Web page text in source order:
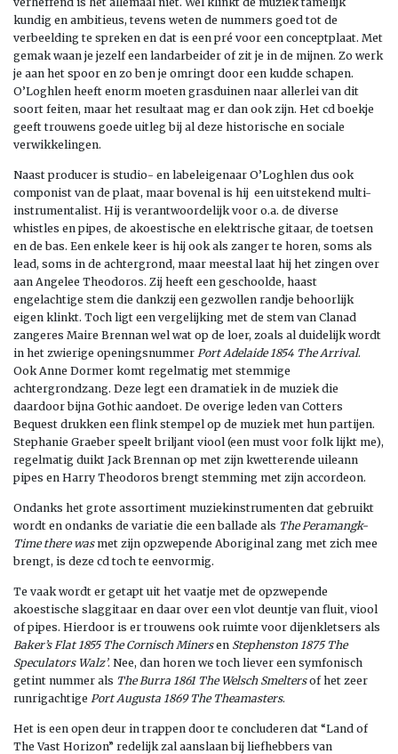
kundig en ambitieus, tevens weten de nummers goed tot de
verbeelding te spreken en dat is een pré voor een conceptplaat. Met
gemak waan je jezelf een landarbeider of zit je in de mijnen. Zo werk
je aan het spoor en zo ben je omringt door een kudde schapen.
O’Loghlen heeft enorm moeten grasduinen naar allerlei van dit
soort feiten, maar het resultaat mag er dan ook zijn. Het cd boekje
geeft trouwens goede uitleg bij al deze historische en sociale
verwikkelingen.
Naast producer is studio- en labeleigenaar O’Loghlen dus ook
componist van de plaat, maar bovenal is hij een uitstekend multi-
instrumentalist. Hij is verantwoordelijk voor o.a. de diverse
whistles en pipes, de akoestische en elektrische gitaar, de toetsen
en de bas. Een enkele keer is hij ook als zanger te horen, soms als
lead, soms in de achtergrond, maar meestal laat hij het zingen over
aan Angelee Theodoros. Zij heeft een geschoolde, haast
engelachtige stem die dankzij een gezwollen randje behoorlijk
eigen klinkt. Toch ligt een vergelijking met de stem van Clanad
zangeres Maire Brennan wel wat op de loer, zoals al duidelijk wordt
in het zwierige openingsnummer Port Adelaide 1854 The Arrival.
Ook Anne Dormer komt regelmatig met stemmige
achtergrondzang. Deze legt een dramatiek in de muziek die
daardoor bijna Gothic aandoet. De overige leden van Cotters
Bequest drukken een flink stempel op de muziek met hun partijen.
Stephanie Graeber speelt briljant viool (een must voor folk lijkt me),
regelmatig duikt Jack Brennan op met zijn kwetterende uileann
pipes en Harry Theodoros brengt stemming met zijn accordeon.
Ondanks het grote assortiment muziekinstrumenten dat gebruikt
wordt en ondanks de variatie die een ballade als The Peramangk-
Time there wasmet zijn opzwepende Aboriginal zang met zich mee
brengt, is deze cd toch te eenvormig.
Te vaak wordt er getapt uit het vaatje met de opzwepende
akoestische slaggitaar en daar over een vlot deuntje van fluit, viool
of pipes. Hierdoor is er trouwens ook ruimte voor dijenkletsers als
Baker’s Flat 1855 The Cornisch Minersen Stephenston 1875 The
Speculators Walz’. Nee, dan horen we toch liever een symfonisch
getint nummer als The Burra 1861 The Welsch Smeltersof het zeer
runrigachtige Port Augusta 1869 The Theamasters.
Het is een open deur in trappen door te concluderen dat “Land of
The Vast Horizon” redelijk zal aanslaan bij liefhebbers van